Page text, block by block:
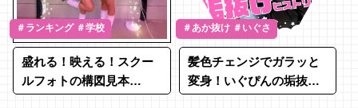
＃ランキング ＃学校
盛れる！映える！スクー
ルフォトの構図見本
＃あか抜け ＃いぐさ
髪色チェンジでガラッと
変身！いぐぴんの垢抜け